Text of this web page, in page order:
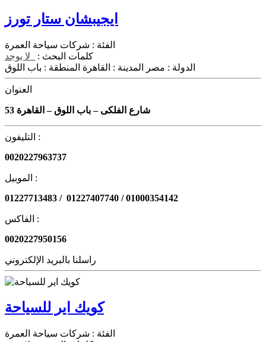
ايجيبشان ستار تورز
الفئة : شركات سياحة العمرة
كلمات البحث :
لا يوجد
الدولة : مصر المدينة : القاهرة المنطقة : باب اللوق
العنوان
53 شارع الفلكى – باب اللوق – القاهرة
التليفون :
0020227963737
الموبيل :
01227713483 / 01227407740 / 01000354142
الفاكس :
0020227950156
راسلنا بالبريد الإلكتروني
كويك اير للسياحة
الفئة : شركات سياحة العمرة